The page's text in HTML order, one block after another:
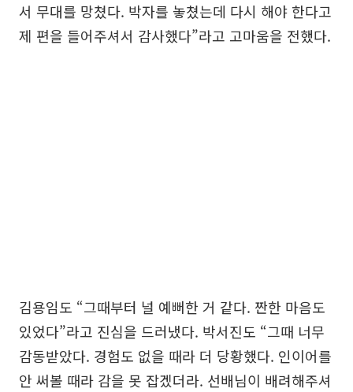
서 무대를 망쳤다. 박자를 놓쳤는데 다시 해야 한다고
제 편을 들어주셔서 감사했다”라고 고마움을 전했다.
김용임도 “그때부터 널 예뻐한 거 같다. 짠한 마음도
있었다”라고 진심을 드러냈다. 박서진도 “그때 너무
감동받았다. 경험도 없을 때라 더 당황했다. 인이어를
안 써볼 때라 감을 못 잡겠더라. 선배님이 배려해주셔